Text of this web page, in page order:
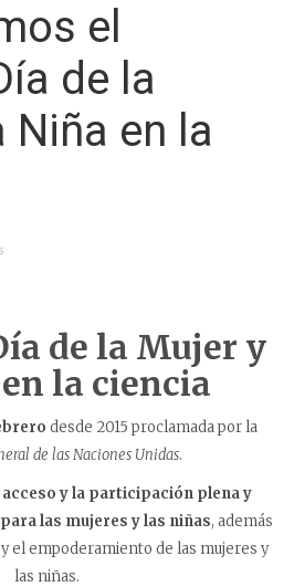
el
de la
Niña en la
de la Mujer y
la ciencia
desde 2015 proclamada por la
de las Naciones Unidas.
acceso y la participación plena y
las mujeres y las niñas, además
el empoderamiento de las mujeres y
las niñas.